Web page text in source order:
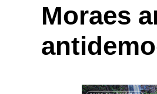
Moraes